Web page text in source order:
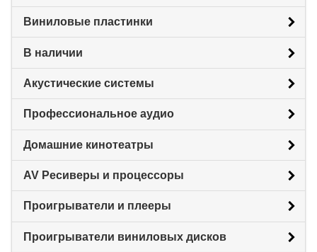
Виниловые пластинки
В наличии
Акустические системы
Профессиональное аудио
Домашние кинотеатры
AV Ресиверы и процессоры
Проигрыватели и плееры
Проигрыватели виниловых дисков